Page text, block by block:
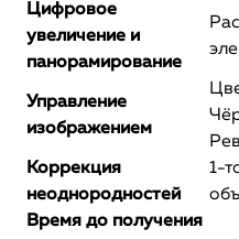
Цифровое
увеличение и
панорамирование
Управление
изображением
Коррекция
неоднородностей
1-
Время до получения